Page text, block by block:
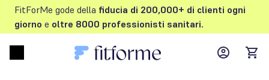
FitForMe gode della fiducia di 200,000+ di clienti ogni
giorno e oltre 8000 professionisti sanitari.
MyFFM